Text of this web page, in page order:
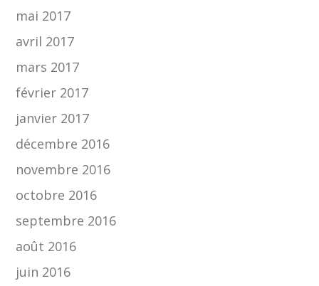
mai 2017
avril 2017
mars 2017
février 2017
janvier 2017
décembre 2016
novembre 2016
octobre 2016
septembre 2016
août 2016
juin 2016